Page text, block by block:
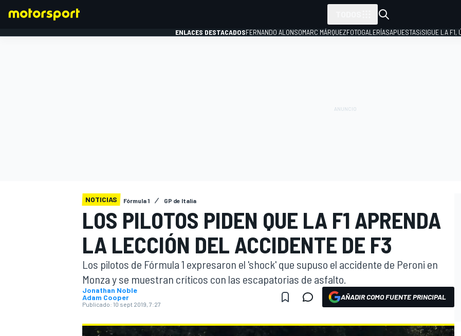
ENLACES DESTACADOSFERNANDO ALONSOMARC MÁRQUEZFOTOGALERÍASAPUESTAS¡SIGUE LA F1,
NOTICIAS Fórmula 1 GP de Italia
LOS PILOTOS PIDEN QUE LA F1 APRENDA
LA LECCIÓN DEL ACCIDENTE DE F3
Los pilotos de Fórmula 1 expresaron el 'shock' que supuso el accidente de Peroni en
Monza y se muestran críticos con las escapatorias de asfalto.
Jonathan Noble
Adam Cooper
Publicado: 10 sept 2019, 7:27
AÑADIR COMO FUENTE PRINCIPAL